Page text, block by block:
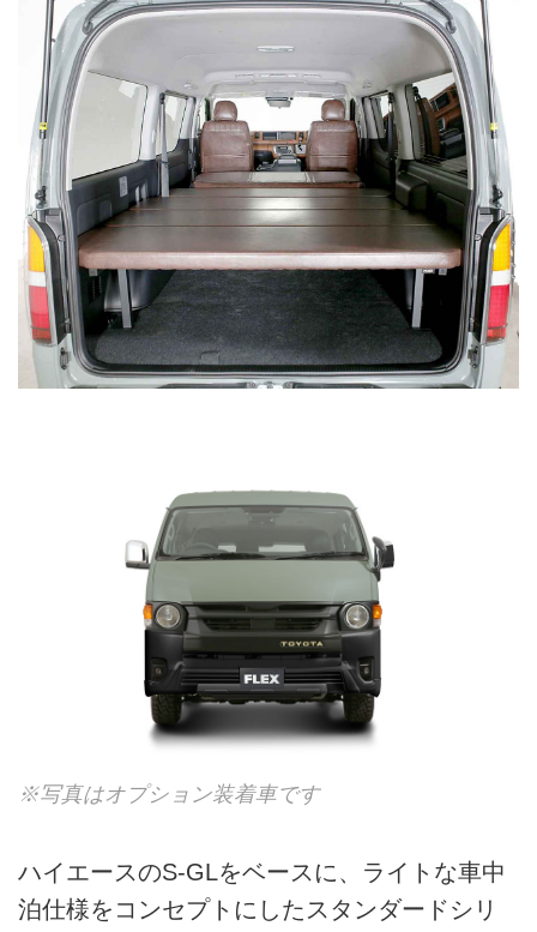
※写真はオプション装着車です
ハイエースのS-GLをベースに、ライトな車中
泊仕様をコンセプトにしたスタンダードシリ